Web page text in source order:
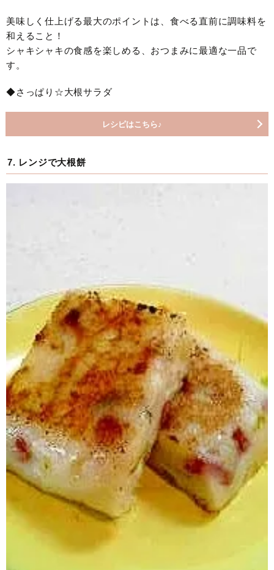
美味しく仕上げる最大のポイントは、食べる直前に調味料を
和えること！
シャキシャキの食感を楽しめる、おつまみに最適な一品で
す。
◆さっぱり☆大根サラダ
レシピはこちら♪
7. レンジで大根餅